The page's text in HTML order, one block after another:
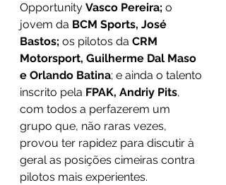
Opportunity Vasco Pereira; o
jovem da BCM Sports, José
Bastos; os pilotos da CRM
Motorsport, Guilherme Dal Maso
e Orlando Batina; e ainda o talento
inscrito pela FPAK, Andriy Pits,
com todos a perfazerem um
grupo que, não raras vezes,
provou ter rapidez para discutir à
geral as posições cimeiras contra
pilotos mais experientes.